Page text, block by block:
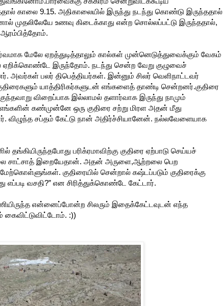
காலை 9.15. அதிகாலையில் இருந்து நடந்து கொண்டு இருந்ததால்
முதலிலேயே உணவு கிடைக்காது என்ற சொல்லப்பட்டு இருந்ததால்,
மேலே ஏறத்துடித்தாலும் கால்கள் முன்னெடுத்துவைக்கும் வேகம்
ஏறிக்கொண்டே இருந்தோம். நடந்து சென்ற வேறு குழுவைச்
அவர்கள் பலர் திபெத்தியர்கள். இன்னும் சிலர் வெளிநாட்டவர்
யாத்திரிகர்களுடன் எங்களைத் தாண்டி சென்றனர்.குதிரை
விறைப்பாக இல்லாமல் தளார்வாக இருந்து நாமும்
கண்முன்னே ஒரு குதிரை சற்று மிரள அதன் மீது
விழுந்த சப்தம் கேட்டு நான் அதிர்ச்சியானேன். நல்லவேளையாக
தங்கியிருந்தபோது பரிக்ரமாவிற்கு குதிரை ஏற்பாடு செய்யச்
சாட்சாத் இறையேதான். அதன் அருளை,ஆற்றலை பெற
குதிரையில் சென்றால் கஷ்டப்படும் குதிரைக்கு
எப்படி வசதி?” என சிரித்துக்கொண்டே கேட்டார்.
என்னைப்போன்ற சிலரும் இதைக்கேட்டவுடன் எந்த
:))